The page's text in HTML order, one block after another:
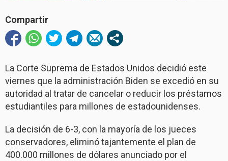
Compartir
La Corte Suprema de Estados Unidos decidió este
viernes que la administración Biden se excedió en su
autoridad al tratar de cancelar o reducir los préstamos
estudiantiles para millones de estadounidenses.
La decisión de 6-3, con la mayoría de los jueces
conservadores, eliminó tajantemente el plan de
400.000 millones de dólares anunciado por el